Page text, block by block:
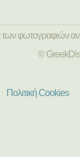
φωτογραφιών
©
Πολιτική Cookies